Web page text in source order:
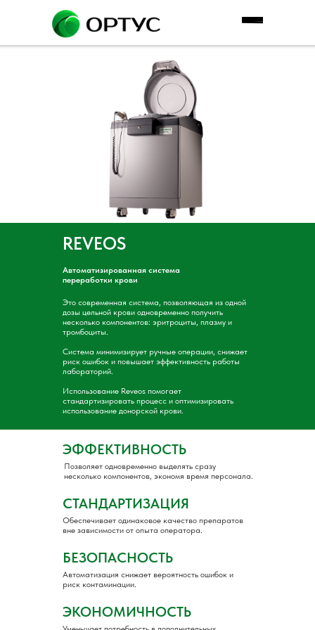
ЭФФЕКТИВНОСТЬ
БЕЗОПАСНОСТЬ
ЭКОНОМИЧНОСТЬ
СТАНДАРТИЗАЦИЯ
Автоматизированная система
переработки крови
Это современная система, позволяющая из одной
дозы цельной крови одновременно получить
несколько компонентов: эритроциты, плазму и
тромбоциты.
Система минимизирует ручные операции, снижает
риск ошибок и повышает эффективность работы
лабораторий.
Использование Reveos помогает
стандартизировать процесс и оптимизировать
использование донорской крови.
Позволяет одновременно выделять сразу
несколько компонентов, экономя время персонала.
Автоматизация снижает вероятность ошибок и
риск контаминации.
Обеспечивает одинаковое качество препаратов
вне зависимости от опыта оператора.
REVEOS